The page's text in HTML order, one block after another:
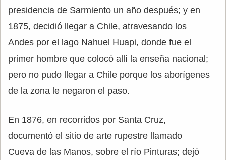
presidencia de Sarmiento un año después; y en
1875, decidió llegar a Chile, atravesando los
Andes por el lago Nahuel Huapi, donde fue el
primer hombre que colocó allí la enseña nacional;
pero no pudo llegar a Chile porque los aborígenes
de la zona le negaron el paso.
En 1876, en recorridos por Santa Cruz,
documentó el sitio de arte rupestre llamado
Cueva de las Manos, sobre el río Pinturas; dejó